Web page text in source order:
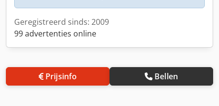
Geregistreerd sinds: 2009
99 advertenties online
Prijsinfo Bellen